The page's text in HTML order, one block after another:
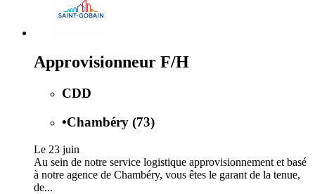
Approvisionneur F/H
CDD
•Chambéry (73)
Le 23 juin
Au sein de notre service logistique approvisionnement et basé
à notre agence de Chambéry, vous êtes le garant de la tenue,
de...